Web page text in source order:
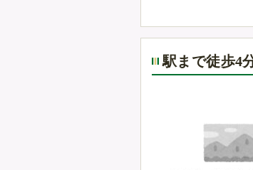
駅まで徒歩4